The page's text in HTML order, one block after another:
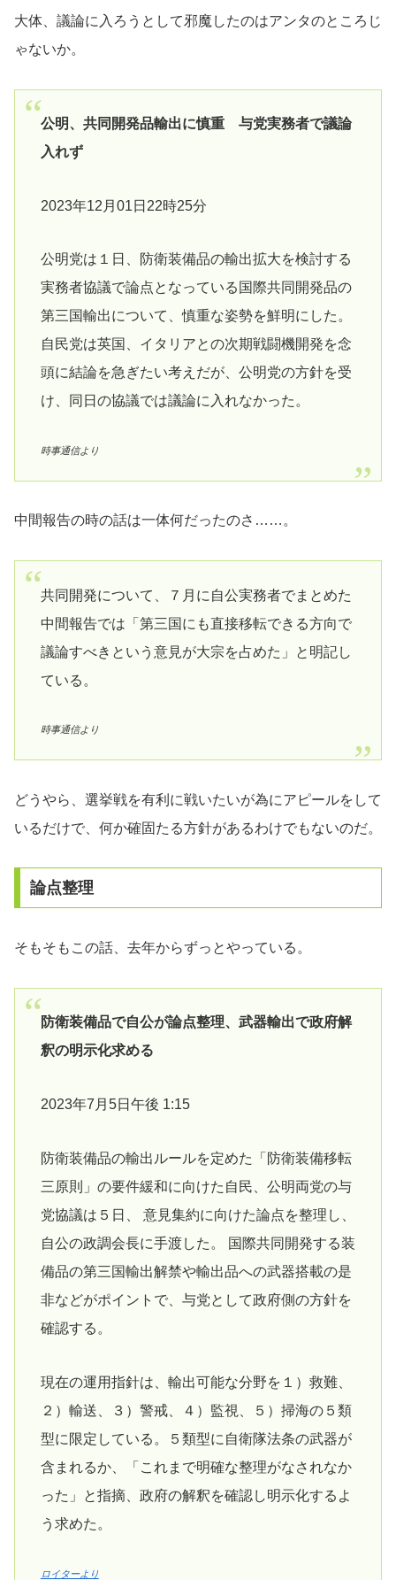
大体、議論に入ろうとして邪魔したのはアンタのところじ
ゃないか。
公明、共同開発品輸出に慎重 与党実務者で議論
入れず
2023年12月01日22時25分
公明党は１日、防衛装備品の輸出拡大を検討する
実務者協議で論点となっている国際共同開発品の
第三国輸出について、慎重な姿勢を鮮明にした。
自民党は英国、イタリアとの次期戦闘機開発を念
頭に結論を急ぎたい考えだが、公明党の方針を受
け、同日の協議では議論に入れなかった。
時事通信より
中間報告の時の話は一体何だったのさ……。
共同開発について、７月に自公実務者でまとめた
中間報告では「第三国にも直接移転できる方向で
議論すべきという意見が大宗を占めた」と明記し
ている。
時事通信より
どうやら、選挙戦を有利に戦いたいが為にアピールをして
いるだけで、何か確固たる方針があるわけでもないのだ。
論点整理
そもそもこの話、去年からずっとやっている。
防衛装備品で自公が論点整理、武器輸出で政府解
釈の明示化求める
2023年7月5日午後 1:15
防衛装備品の輸出ルールを定めた「防衛装備移転
三原則」の要件緩和に向けた自民、公明両党の与
党協議は５日、 意見集約に向けた論点を整理し、
自公の政調会長に手渡した。 国際共同開発する装
備品の第三国輸出解禁や輸出品への武器搭載の是
非などがポイントで、与党として政府側の方針を
確認する。
現在の運用指針は、輸出可能な分野を１）救難、
２）輸送、３）警戒、４）監視、５）掃海の５類
型に限定している。５類型に自衛隊法条の武器が
含まれるか、「これまで明確な整理がなされなか
った」と指摘、政府の解釈を確認し明示化するよ
う求めた。
ロイターより